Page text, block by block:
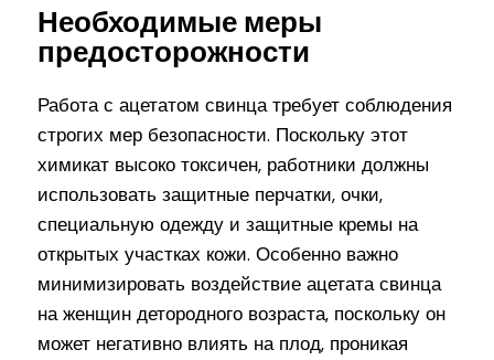
Необходимые меры
предосторожности
Работа с ацетатом свинца требует соблюдения
строгих мер безопасности. Поскольку этот
химикат высоко токсичен, работники должны
использовать защитные перчатки, очки,
специальную одежду и защитные кремы на
открытых участках кожи. Особенно важно
минимизировать воздействие ацетата свинца
на женщин детородного возраста, поскольку он
может негативно влиять на плод, проникая